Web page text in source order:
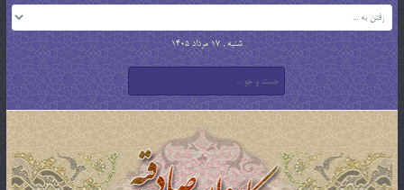
شنبه , 17 مرداد 1405